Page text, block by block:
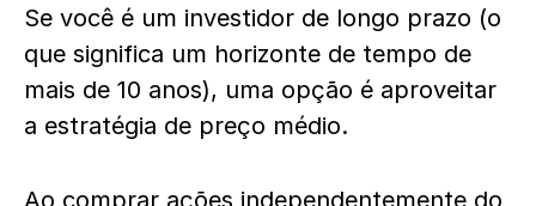
Se você é um investidor de longo prazo (o
que significa um horizonte de tempo de
mais de 10 anos), uma opção é aproveitar
a estratégia de preço médio.
Ao comprar ações independentemente do